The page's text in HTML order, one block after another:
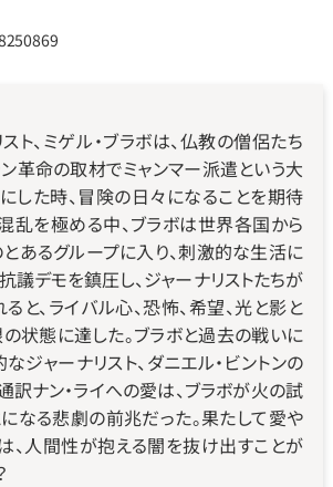
ト、ミゲル・ブラボは、仏教の僧侶たち
革命の取材でミャンマー派遣という大
した時、冒険の日々になることを期待
乱を極める中、ブラボは世界各国から
あるグループに入り、刺激的な生活に
議デモを鎮圧し、ジャーナリストたちが
と、ライバル心、恐怖、希望、光と影と
状態に達した。ブラボと過去の戦いに
ジャーナリスト、ダニエル・ビントンの
訳ナン・ライへの愛は、ブラボが火の試
なる悲劇の前兆だった。果たして愛や
、人間性が抱える闇を抜け出すことが